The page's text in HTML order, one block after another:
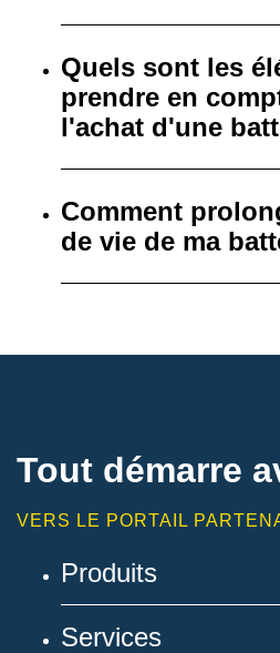
Quels sont les
prendre en
l'achat d'une
Comment
de vie de ma
Tout démarre
VERS LE PORTAIL
Produits
Services